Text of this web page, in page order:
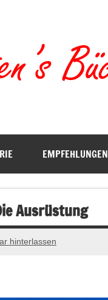
EMPFEHLUNGEN
Ausrüstung
hinterlassen